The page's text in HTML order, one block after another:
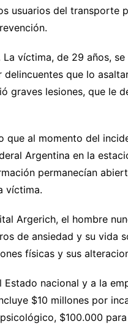
usuarios del transporte
víctima, de 29 años,
que lo
graves lesiones, que le
que al momento del
Argentina en la
permanecían
víctima.
Argerich, el hombre
de ansiedad y su vida
físicas y sus
nacional y a la
$10 millones por
$100.000